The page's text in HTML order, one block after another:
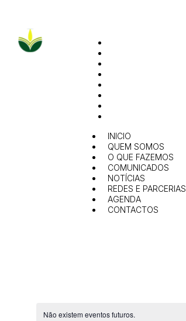
INICIO
QUEM SOMOS
O QUE FAZEMOS
COMUNICADOS
NOTÍCIAS
REDES E PARCERIAS
AGENDA
CONTACTOS
Não existem eventos futuros.